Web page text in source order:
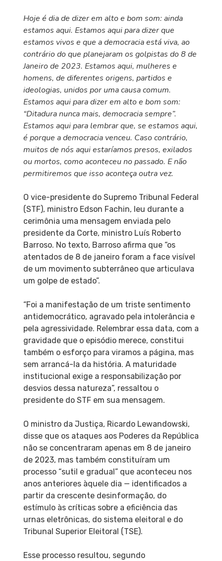
Hoje é dia de dizer em alto e bom som: ainda
estamos aqui. Estamos aqui para dizer que
estamos vivos e que a democracia está viva, ao
contrário do que planejaram os golpistas do 8 de
Janeiro de 2023. Estamos aqui, mulheres e
homens, de diferentes origens, partidos e
ideologias, unidos por uma causa comum.
Estamos aqui para dizer em alto e bom som:
“Ditadura nunca mais, democracia sempre”.
Estamos aqui para lembrar que, se estamos aqui,
é porque a democracia venceu. Caso contrário,
muitos de nós aqui estaríamos presos, exilados
ou mortos, como aconteceu no passado. E não
permitiremos que isso aconteça outra vez.
O vice-presidente do Supremo Tribunal Federal
(STF), ministro Edson Fachin, leu durante a
cerimônia uma mensagem enviada pelo
presidente da Corte, ministro Luís Roberto
Barroso. No texto, Barroso afirma que “os
atentados de 8 de janeiro foram a face visível
de um movimento subterrâneo que articulava
um golpe de estado”.
“Foi a manifestação de um triste sentimento
antidemocrático, agravado pela intolerância e
pela agressividade. Relembrar essa data, com a
gravidade que o episódio merece, constitui
também o esforço para viramos a página, mas
sem arrancá-la da história. A maturidade
institucional exige a responsabilização por
desvios dessa natureza”, ressaltou o
presidente do STF em sua mensagem.
O ministro da Justiça, Ricardo Lewandowski,
disse que os ataques aos Poderes da República
não se concentraram apenas em 8 de janeiro
de 2023, mas também constituíram um
processo “sutil e gradual” que aconteceu nos
anos anteriores àquele dia — identificados a
partir da crescente desinformação, do
estímulo às críticas sobre a eficiência das
urnas eletrônicas, do sistema eleitoral e do
Tribunal Superior Eleitoral (TSE).
Esse processo resultou, segundo